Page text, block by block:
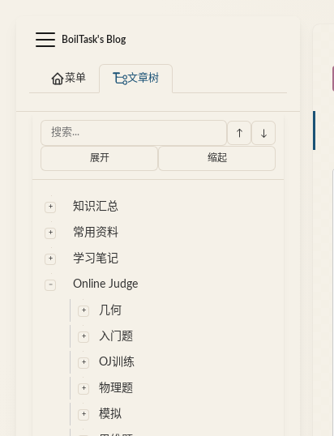
BoilTask's Blog
菜单 文章树
↑ ↓
展开 缩起
知识汇总
常用资料
学习笔记
Online Judge
几何
入门题
OJ训练
物理题
模拟